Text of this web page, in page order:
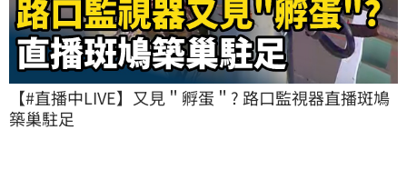
【#直播中LIVE】又見＂孵蛋＂? 路口監視器直播斑鳩
築巢駐足